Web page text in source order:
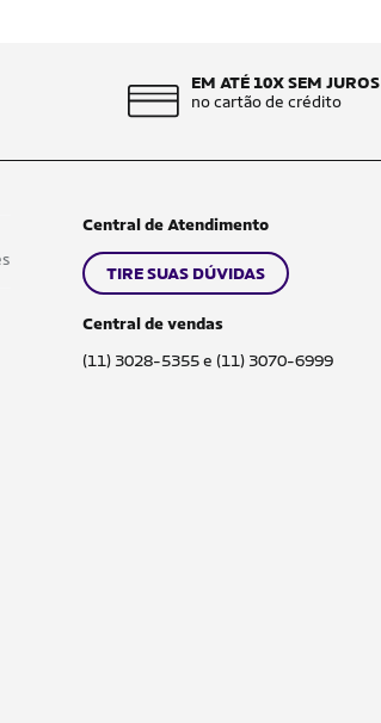
EM ATÉ 10X SEM JUROS
no cartão de crédito
Central de Atendimento
TIRE SUAS DÚVIDAS
Central de vendas
(11) 3028-5355 e (11) 3070-6999